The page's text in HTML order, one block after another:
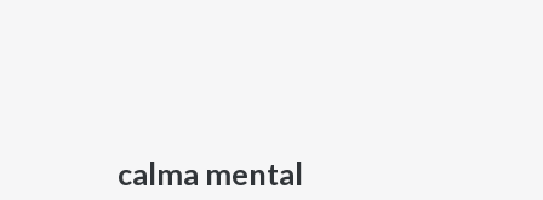
calma mental